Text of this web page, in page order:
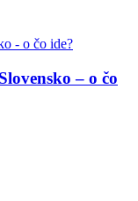
– o čo